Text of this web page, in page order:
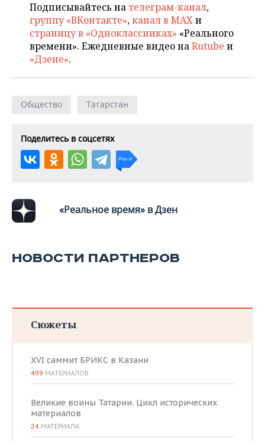
Подписывайтесь на телеграм-канал,
группу «ВКонтакте»,канал в MAXи
страницу в «Одноклассниках» «Реального
времени». Ежедневные видео наRutube и
«Дзене».
Общество Татарстан
Поделитесь в соцсетях
«Реальное время» в Дзен
НОВОСТИ ПАРТНЕРОВ
Сюжеты
XVI саммит БРИКС в Казани
499 МАТЕРИАЛОВ
Великие воины Татарии. Цикл исторических
материалов
24 МАТЕРИАЛА